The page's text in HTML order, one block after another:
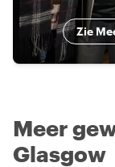
Zie
Meer
Glasgow